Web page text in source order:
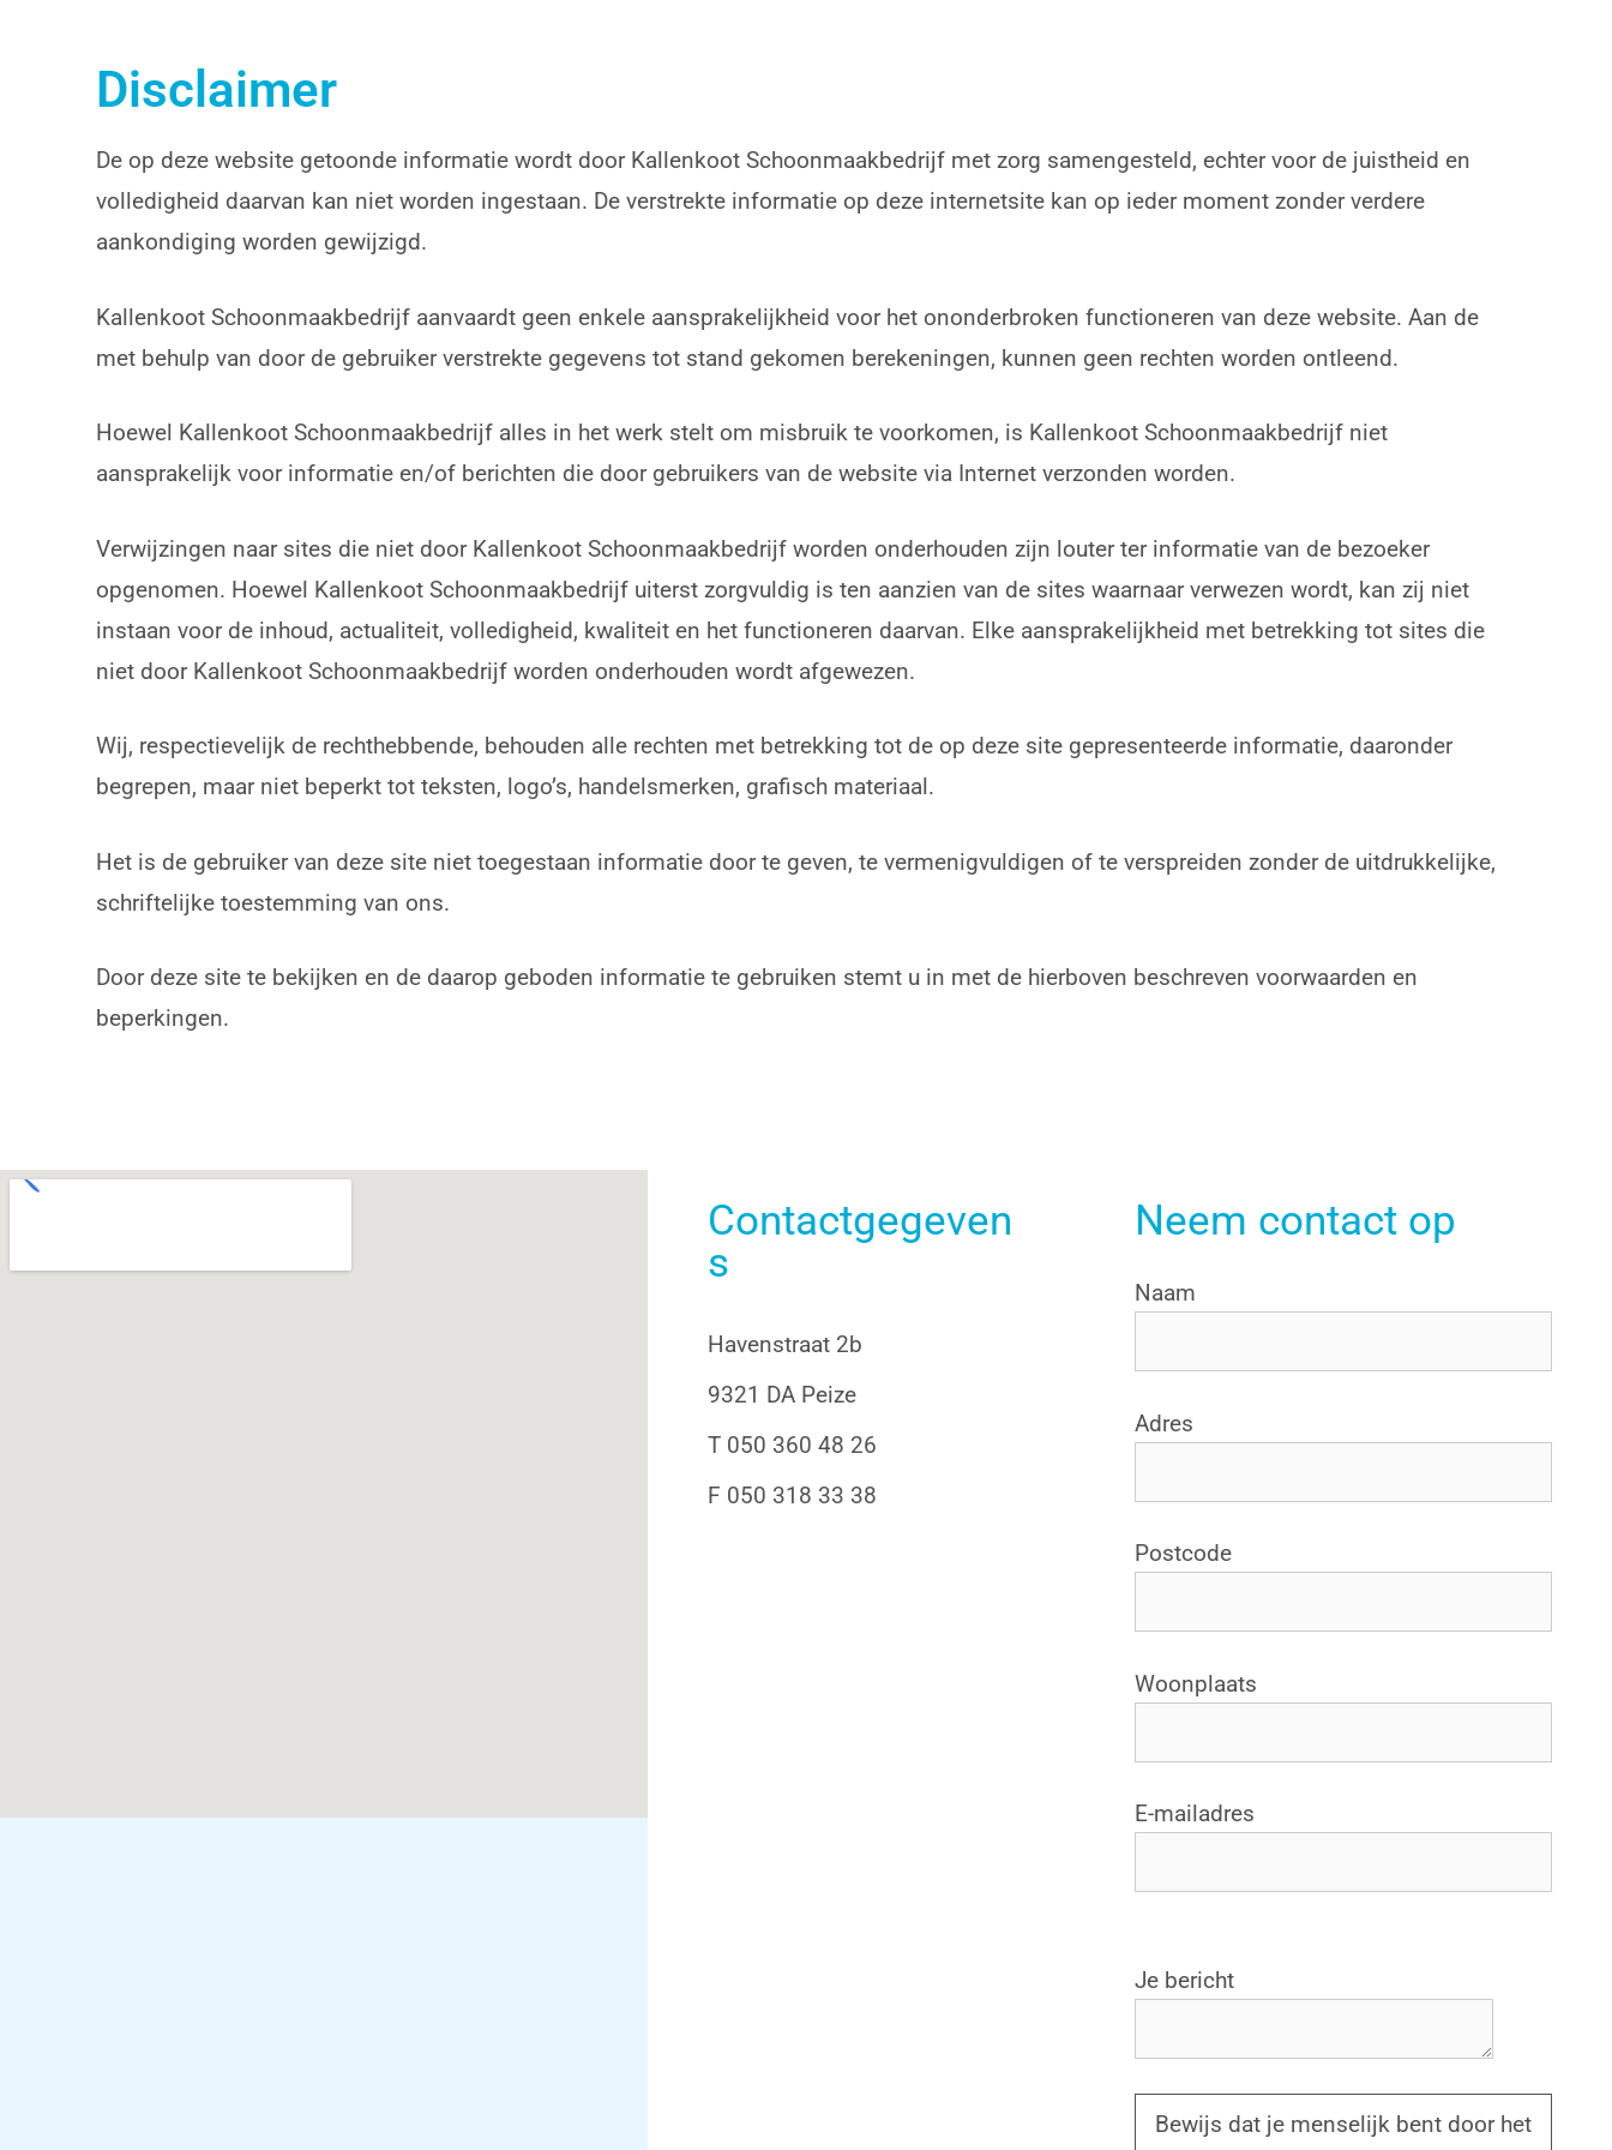
Disclaimer
De op deze website getoonde informatie wordt door Kallenkoot Schoonmaakbedrijf met zorg samengesteld, echter voor de juistheid en
volledigheid daarvan kan niet worden ingestaan. De verstrekte informatie op deze internetsite kan op ieder moment zonder verdere
aankondiging worden gewijzigd.
Kallenkoot Schoonmaakbedrijf aanvaardt geen enkele aansprakelijkheid voor het ononderbroken functioneren van deze website. Aan de
met behulp van door de gebruiker verstrekte gegevens tot stand gekomen berekeningen, kunnen geen rechten worden ontleend.
Hoewel Kallenkoot Schoonmaakbedrijf alles in het werk stelt om misbruik te voorkomen, is Kallenkoot Schoonmaakbedrijf niet
aansprakelijk voor informatie en/of berichten die door gebruikers van de website via Internet verzonden worden.
Verwijzingen naar sites die niet door Kallenkoot Schoonmaakbedrijf worden onderhouden zijn louter ter informatie van de bezoeker
opgenomen. Hoewel Kallenkoot Schoonmaakbedrijf uiterst zorgvuldig is ten aanzien van de sites waarnaar verwezen wordt, kan zij niet
instaan voor de inhoud, actualiteit, volledigheid, kwaliteit en het functioneren daarvan. Elke aansprakelijkheid met betrekking tot sites die
niet door Kallenkoot Schoonmaakbedrijf worden onderhouden wordt afgewezen.
Wij, respectievelijk de rechthebbende, behouden alle rechten met betrekking tot de op deze site gepresenteerde informatie, daaronder
begrepen, maar niet beperkt tot teksten, logo’s, handelsmerken, grafisch materiaal.
Het is de gebruiker van deze site niet toegestaan informatie door te geven, te vermenigvuldigen of te verspreiden zonder de uitdrukkelijke,
schriftelijke toestemming van ons.
Door deze site te bekijken en de daarop geboden informatie te gebruiken stemt u in met de hierboven beschreven voorwaarden en
beperkingen.
Contactgegeven
s
Havenstraat 2b
9321 DA Peize
T 050 360 48 26
F 050 318 33 38
Neem contact op
Naam
Adres
Postcode
Woonplaats
E-mailadres
e
i
e
Je bericht
Bewijs dat je menselijk bent door het